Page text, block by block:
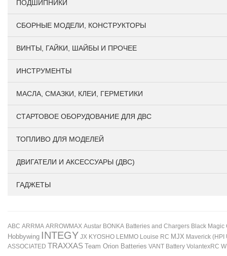
ПОДШИПНИКИ
CБОРНЫЕ МОДЕЛИ, КОНСТРУКТОРЫ
ВИНТЫ, ГАЙКИ, ШАЙБЫ И ПРОЧЕЕ
ИНСТРУМЕНТЫ
МАСЛА, СМАЗКИ, КЛЕИ, ГЕРМЕТИКИ
СТАРТОВОЕ ОБОРУДОВАНИЕ ДЛЯ ДВС
ТОПЛИВО ДЛЯ МОДЕЛЕЙ
ДВИГАТЕЛИ И АКСЕССУАРЫ (ДВС)
ГАДЖЕТЫ
ABC ARRMA ARROWMAX Austar BONKA Batteries and Chargers Black Magic
Hobbywing INTEGY JX KYOSHO LEMMO Louise RC MJX Maverick (HPI
ASSOCIATED TRAXXAS Team Orion Batteries VANT Battery VolantexRC